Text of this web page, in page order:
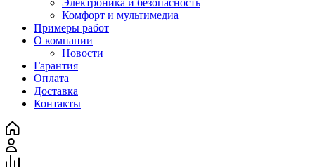
Электроника и безопасность
Комфорт и мультимедиа
Примеры работ
О компании
Новости
Гарантия
Оплата
Доставка
Контакты